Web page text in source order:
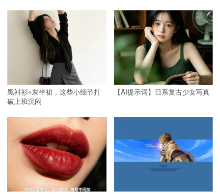
黑衬衫+灰半裙，这些小细节打
破上班沉闷
【AI提示词】日系复古少女写真